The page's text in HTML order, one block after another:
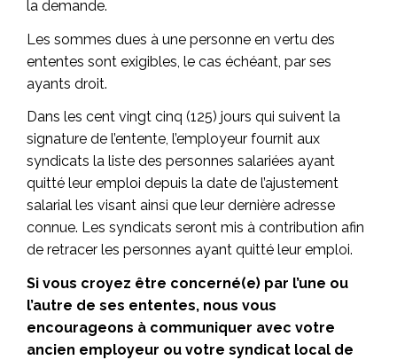
la demande.
Les sommes dues à une personne en vertu des
ententes sont exigibles, le cas échéant, par ses
ayants droit.
Dans les cent vingt cinq (125) jours qui suivent la
signature de l’entente, l’employeur fournit aux
syndicats la liste des personnes salariées ayant
quitté leur emploi depuis la date de l’ajustement
salarial les visant ainsi que leur dernière adresse
connue. Les syndicats seront mis à contribution afin
de retracer les personnes ayant quitté leur emploi.
Si vous croyez être concerné(e) par l’une ou
l’autre de ses ententes, nous vous
encourageons à communiquer avec votre
ancien employeur ou votre syndicat local de